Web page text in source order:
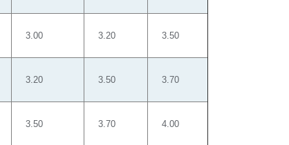
3.00 3.20 3.50
3.20 3.50 3.70
3.50 3.70 4.00